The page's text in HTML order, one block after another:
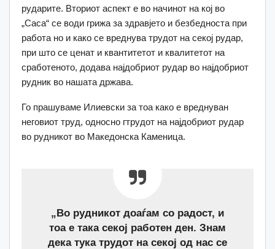
рударите. Вториот аспект е во начинот на кој во
„Саса“ се води грижа за здравјето и безбедноста при
работа но и како се вреднува трудот на секој рудар,
при што се ценат и квантитетот и квалитетот на
сработеното, додава најдобриот рудар во најдобриот
рудник во нашата држава.
Го прашуваме Илиевски за тоа како е вреднуван
неговиот труд, односно гтрудот на најдобриот рудар
во рудникот во Македонска Каменица.
„Во рудникот доаѓам со радост, и
тоа е така секој работен ден. Знам
дека тука трудот на секој од нас се